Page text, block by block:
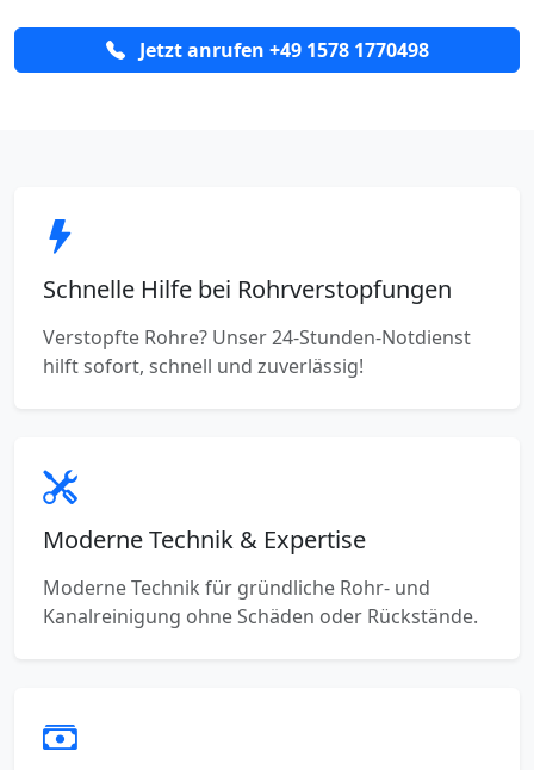
Jetzt anrufen +49 1578 1770498
Schnelle Hilfe bei Rohrverstopfungen
Verstopfte Rohre? Unser 24-Stunden-Notdienst
hilft sofort, schnell und zuverlässig!
Moderne Technik & Expertise
Moderne Technik für gründliche Rohr- und
Kanalreinigung ohne Schäden oder Rückstände.